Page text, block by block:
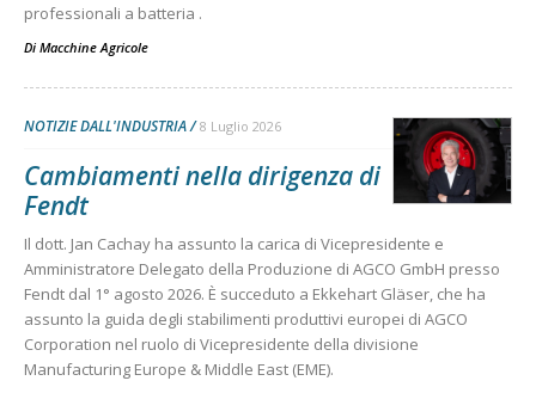
professionali a batteria .
Di Macchine Agricole
NOTIZIE DALL'INDUSTRIA 8 Luglio 2026
Cambiamenti nella dirigenza di
Fendt
Il dott. Jan Cachay ha assunto la carica di Vicepresidente e
Amministratore Delegato della Produzione di AGCO GmbH presso
Fendt dal 1° agosto 2026. È succeduto a Ekkehart Gläser, che ha
assunto la guida degli stabilimenti produttivi europei di AGCO
Corporation nel ruolo di Vicepresidente della divisione
Manufacturing Europe & Middle East (EME).